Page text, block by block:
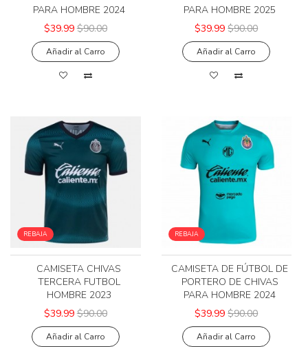
PARA HOMBRE 2024
$39.99 $90.00
Añadir al Carro
PARA HOMBRE 2025
$39.99 $90.00
Añadir al Carro
REBAJA
CAMISETA CHIVAS
TERCERA FUTBOL
HOMBRE 2023
$39.99 $90.00
Añadir al Carro
REBAJA
CAMISETA DE FÚTBOL DE
PORTERO DE CHIVAS
PARA HOMBRE 2024
$39.99 $90.00
Añadir al Carro